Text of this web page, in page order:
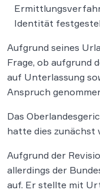
Identität
Aufgrund seines
Frage, ob aufgrund
auf Unterlassung
Anspruch
Das
hatte dies zunächst
Aufgrund der
allerdings der
auf. Er stellte mit